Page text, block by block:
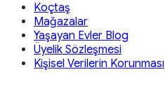
Koçtaş
Mağazalar
Yaşayan Evler Blog
Üyelik Sözleşmesi
Kişisel Verilerin Korunması